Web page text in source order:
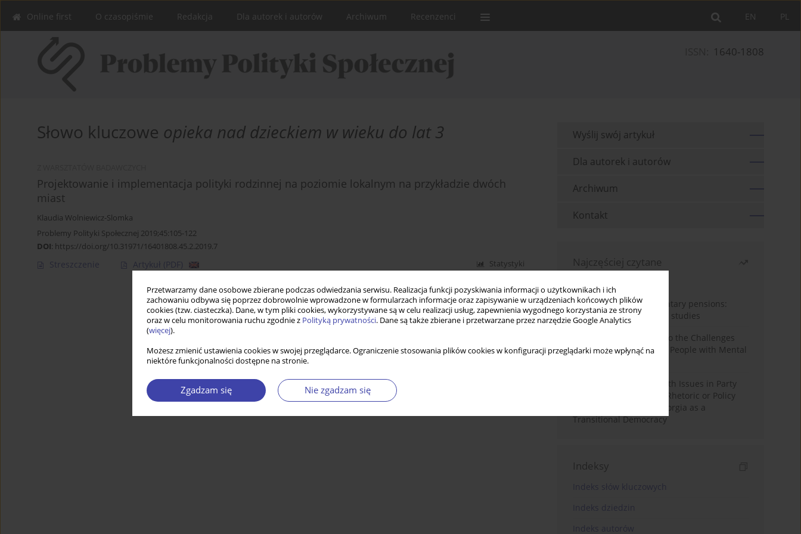
Przetwarzamy dane osobowe zbierane podczas odwiedzania serwisu. Realizacja funkcji pozyskiwania informacji o użytkownikach i ich
zachowaniu odbywa się poprzez dobrowolnie wprowadzone w formularzach informacje oraz zapisywanie w urządzeniach końcowych plików
cookies (tzw. ciasteczka). Dane, w tym pliki cookies, wykorzystywane są w celu realizacji usług, zapewnienia wygodnego korzystania ze strony
oraz w celu monitorowania ruchu zgodnie z Polityką prywatności. Dane są także zbierane i przetwarzane przez narzędzie Google Analytics
(więcej).
Możesz zmienić ustawienia cookies w swojej przeglądarce. Ograniczenie stosowania plików cookies w konfiguracji przeglądarki może wpłynąć na
niektóre funkcjonalności dostępne na stronie.
Zgadzam się Nie zgadzam się
PL
EN
Online first O czasopiśmie Redakcja Dla autorek i autorów Archiwum Recenzenci
1640-1808
Słowo kluczowe opieka nad dzieckiem w wieku do lat 3
Projektowanie i implementacja polityki rodzinnej na poziomie lokalnym na przykładzie dwóch
miast
Klaudia Wolniewicz-Slomka
Problemy Polityki Społecznej 2019;45:105-122
DOI: https://doi.org/10.31971/16401808.45.2.2019.7
Streszczenie Artykuł (PDF) Statystyki
Wyślij swój artykuł
Dla autorek i autorów
Archiwum
Kontakt
Najczęściej czytane
Auto-enrolment in voluntary pensions:
Comparative OECD case studies
Bibliometric Insights into the Challenges
and Needs of Homeless People with Mental
The Politicisation of Youth Issues in Party
Programmes: Symbolic Rhetoric or Policy
Priority? The Case of Georgia as a
Transitional Democracy
Indeksy
Indeks słów kluczowych
Indeks dziedzin
Indeks autorów